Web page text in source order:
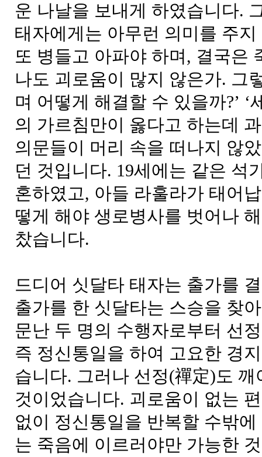
운 나날을 보내게 하였습니다.
태자에게는 아무런 의미를 주
또 병들고 아파야 하며, 결국은
나도 괴로움이 많지 않은가. 그
며 어떻게 해결할 수 있을까?’
의 가르침만이 옳다고 하는데
의문들이 머리 속을 떠나지 않
던 것입니다. 19세에는 같은 석
혼하였고, 아들 라훌라가 태어
떻게 해야 생로병사를 벗어나
찼습니다.
드디어 싯달타 태자는 출가를
출가를 한 싯달타는 스승을 찾
문난 두 명의 수행자로부터 선
즉 정신통일을 하여 고요한 경
습니다. 그러나 선정(禪定)도
것이었습니다. 괴로움이 없는
없이 정신통일을 반복할 수밖
는 죽음에 이르러야만 가능한